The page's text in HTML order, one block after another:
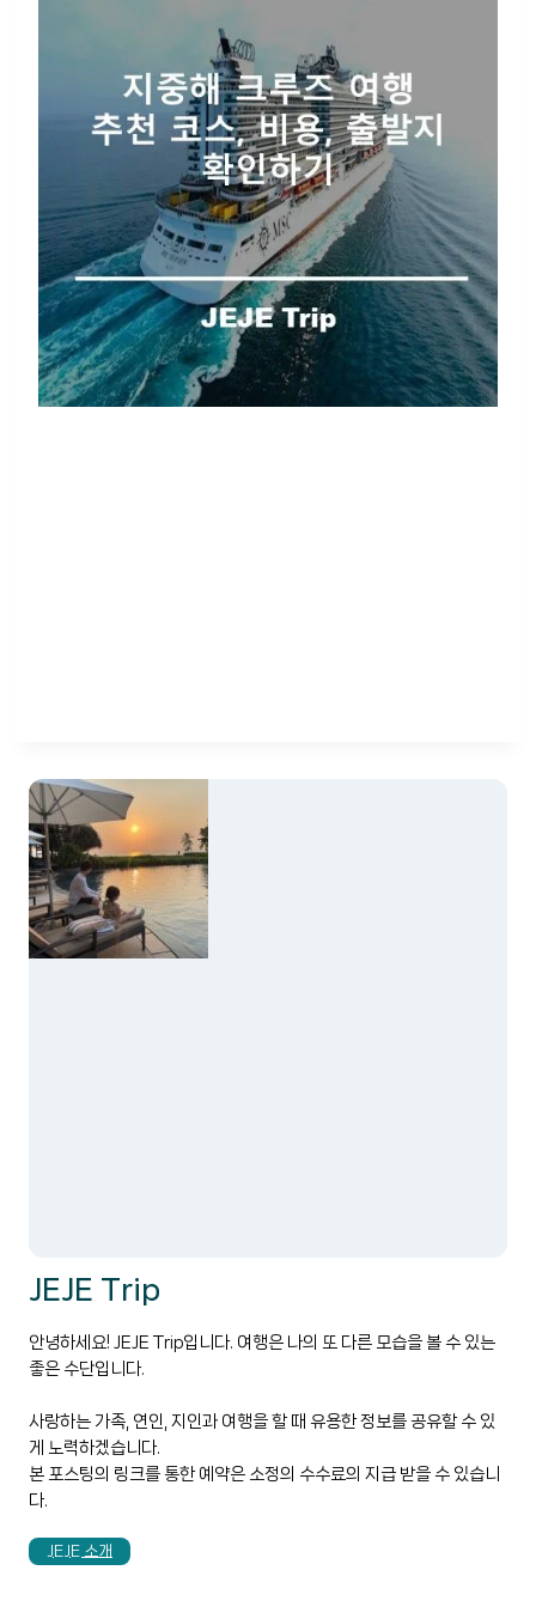
JEJE Trip
안녕하세요! JEJE Trip입니다. 여행은 나의 또 다른 모습을 볼 수 있는
좋은 수단입니다.
사랑하는 가족, 연인, 지인과 여행을 할 때 유용한 정보를 공유할 수 있
게 노력하겠습니다.
본 포스팅의 링크를 통한 예약은 소정의 수수료의 지급 받을 수 있습니
다.
JEJE 소개